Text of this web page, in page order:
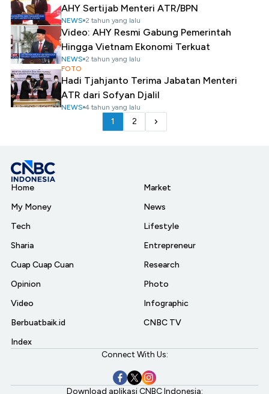
AHY Sertijab Menteri ATR/BPN
NEWS 2 tahun yang lalu
Video: AHY Resmi Gabung Pemerintah
Hingga Vietnam Ekonomi Terkuat
NEWS 2 tahun yang lalu
FOTO
Hadi Tjahjanto Terima Jabatan Menteri
ATR dari Sofyan Djalil
NEWS 4 tahun yang lalu
1 2
Home
My Money
Tech
Sharia
Cuap Cuap Cuan
Opinion
Video
Berbuatbaik.id
Index
Market
News
Lifestyle
Entrepreneur
Research
Photo
Infographic
CNBC TV
Connect With Us:
Download aplikasi CNBC Indonesia: